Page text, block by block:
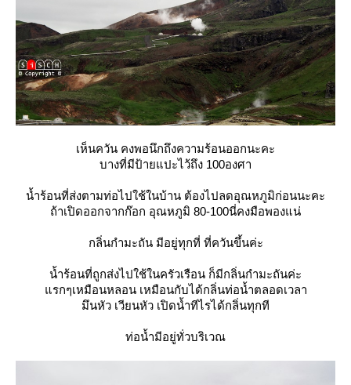
เห็นควัน คงพอนึกถึงความร้อนออกนะคะ
บางที่มีป้ายแปะไว้ถึง 100องศา
น้ำร้อนที่ส่งตามท่อไปใช้ในบ้าน ต้องไปลดอุณหภูมิก่อนนะคะ
ถ้าเปิดออกจากก๊อก อุณหภูมิ 80-100นี่คงมือพองแน่
กลิ่นกำมะถัน มีอยู่ทุกที่ ที่ควันขึ้นค่ะ
น้ำร้อนที่ถูกส่งไปใช้ในครัวเรือน ก็มีกลิ่นกำมะถันค่ะ
รกๆเหมือนหลอน เหมือนกับได้กลิ่นท่อน้ำตลอดเวลา
มึนหัว เวียนหัว เปิดน้ำทีไรได้กลิ่นทุกที
ท่อน้ำมีอยู่ทั่วบริเวณ